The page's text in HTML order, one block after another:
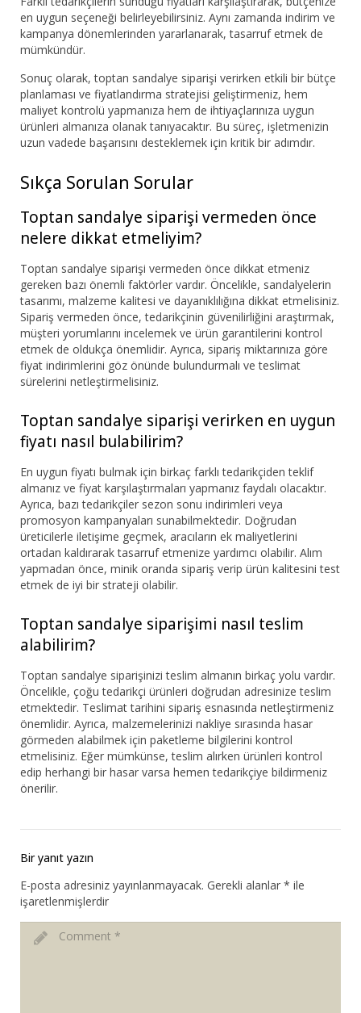
en uygun seçeneği belirleyebilirsiniz. Aynı zamanda indirim ve
kampanya dönemlerinden yararlanarak, tasarruf etmek de
mümkündür.
Sonuç olarak, toptan sandalye siparişi verirken etkili bir bütçe
planlaması ve fiyatlandırma stratejisi geliştirmeniz, hem
maliyet kontrolü yapmanıza hem de ihtiyaçlarınıza uygun
ürünleri almanıza olanak tanıyacaktır. Bu süreç, işletmenizin
uzun vadede başarısını desteklemek için kritik bir adımdır.
Sıkça Sorulan Sorular
Toptan sandalye siparişi vermeden önce
nelere dikkat etmeliyim?
Toptan sandalye siparişi vermeden önce dikkat etmeniz
gereken bazı önemli faktörler vardır. Öncelikle, sandalyelerin
tasarımı, malzeme kalitesi ve dayanıklılığına dikkat etmelisiniz.
Sipariş vermeden önce, tedarikçinin güvenilirliğini araştırmak,
müşteri yorumlarını incelemek ve ürün garantilerini kontrol
etmek de oldukça önemlidir. Ayrıca, sipariş miktarınıza göre
fiyat indirimlerini göz önünde bulundurmalı ve teslimat
sürelerini netleştirmelisiniz.
Toptan sandalye siparişi verirken en uygun
fiyatı nasıl bulabilirim?
En uygun fiyatı bulmak için birkaç farklı tedarikçiden teklif
almanız ve fiyat karşılaştırmaları yapmanız faydalı olacaktır.
Ayrıca, bazı tedarikçiler sezon sonu indirimleri veya
promosyon kampanyaları sunabilmektedir. Doğrudan
üreticilerle iletişime geçmek, aracıların ek maliyetlerini
ortadan kaldırarak tasarruf etmenize yardımcı olabilir. Alım
yapmadan önce, minik oranda sipariş verip ürün kalitesini test
etmek de iyi bir strateji olabilir.
Toptan sandalye siparişimi nasıl teslim
alabilirim?
Toptan sandalye siparişinizi teslim almanın birkaç yolu vardır.
Öncelikle, çoğu tedarikçi ürünleri doğrudan adresinize teslim
etmektedir. Teslimat tarihini sipariş esnasında netleştirmeniz
önemlidir. Ayrıca, malzemelerinizi nakliye sırasında hasar
görmeden alabilmek için paketleme bilgilerini kontrol
etmelisiniz. Eğer mümkünse, teslim alırken ürünleri kontrol
edip herhangi bir hasar varsa hemen tedarikçiye bildirmeniz
önerilir.
Bir yanıt yazın
E-posta adresiniz yayınlanmayacak. Gerekli alanlar * ile
işaretlenmişlerdir